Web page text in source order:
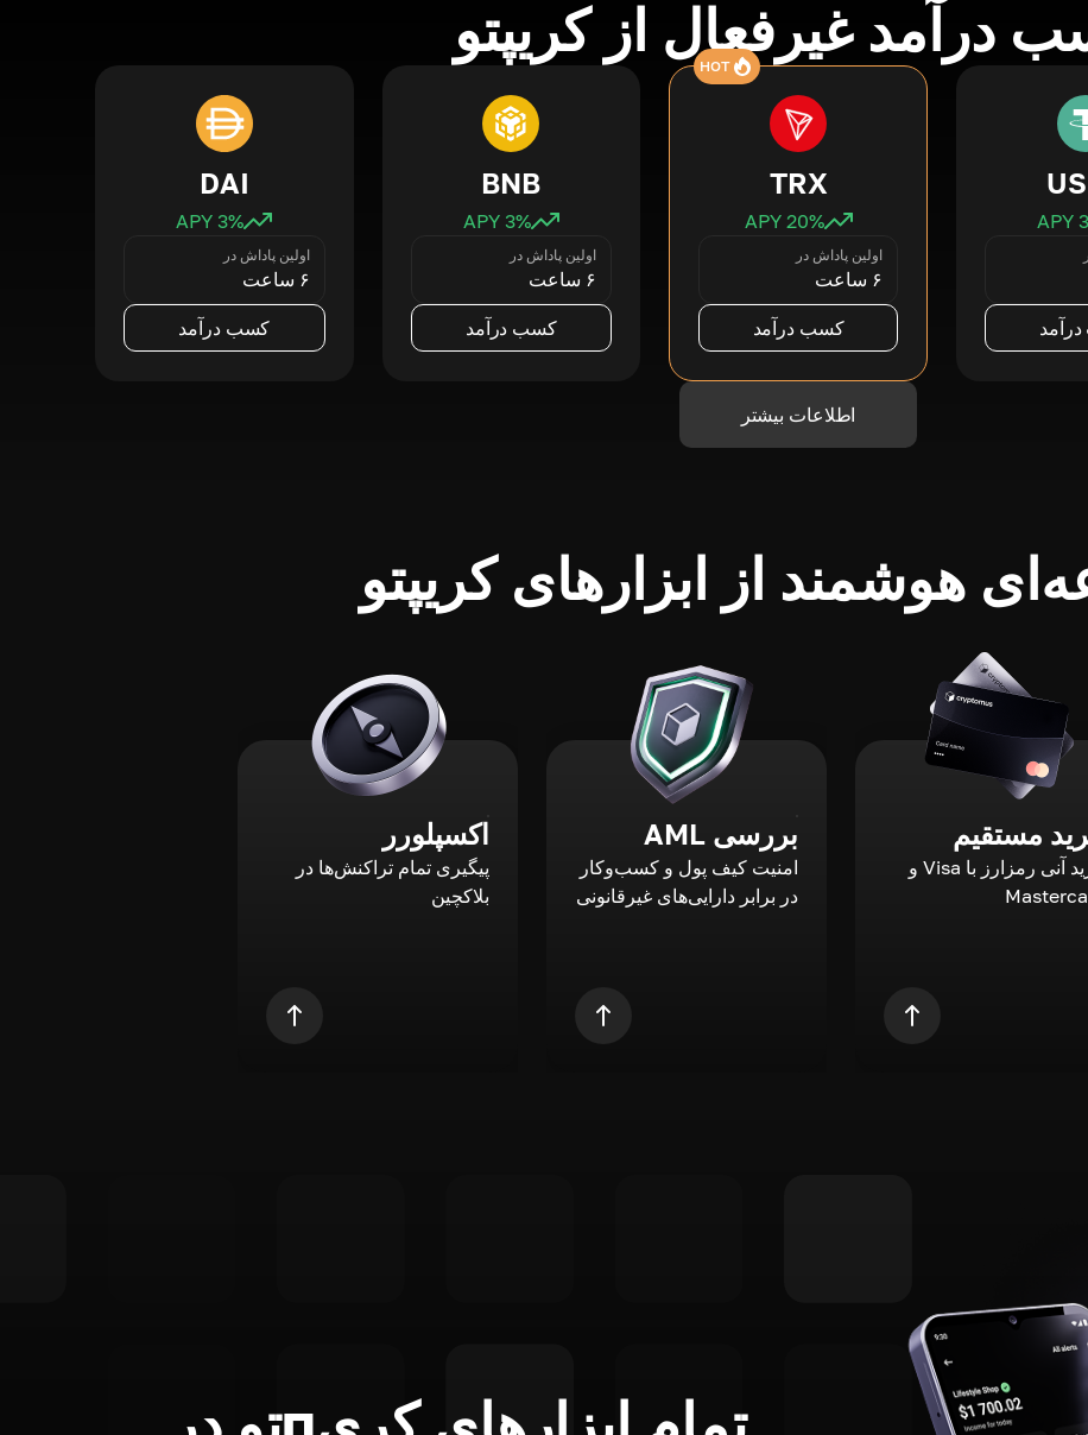
درآمد غیرفعال از کریپتو
HOT
TRX
20% APY
اولین پاداش در
۶ ساعت
کسب درآمد
BNB
3% APY
اولین پاداش در
۶ ساعت
کسب درآمد
DAI
3% APY
اولین پاداش در
۶ ساعت
کسب درآمد
اطلاعات بیشتر
هوشمند از ابزارهای کریپتو
مستقیم
خرید آنی رمزارز با Visa و
بررسی AML
امنیت کیف پول و کسب‌وکار
در برابر دارایی‌های غیرقانونی
اکسپلورر
پیگیری تمام تراکنش‌ها در
بلاکچین